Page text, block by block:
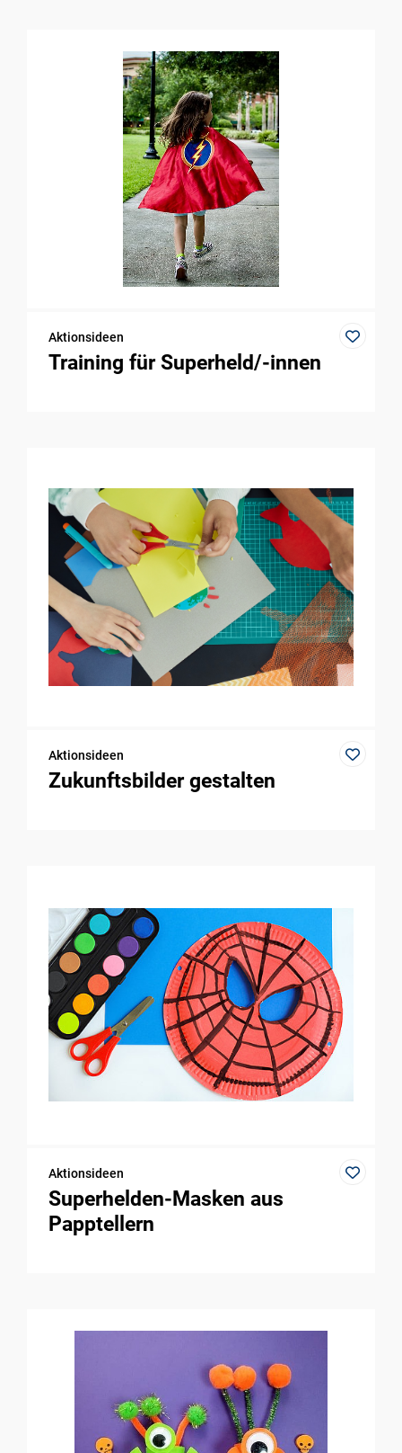
Aktionsideen
Training für Superheld/-innen
Aktionsideen
Zukunftsbilder gestalten
Aktionsideen
Superhelden-Masken aus
Papptellern